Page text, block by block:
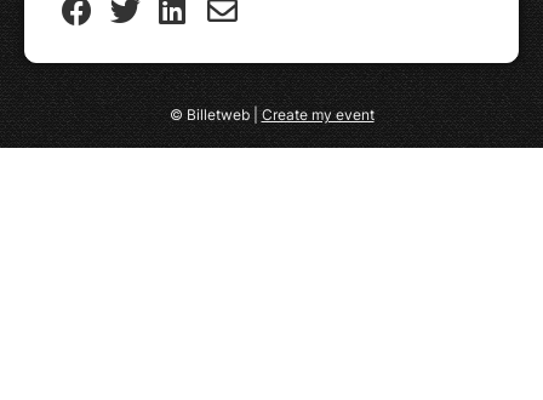
© Billetweb |Create my event